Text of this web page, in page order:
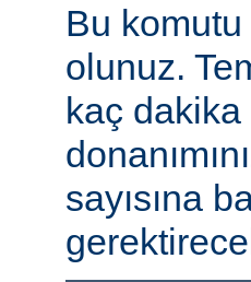
Bu komutu
olunuz.
kaç
sayısına